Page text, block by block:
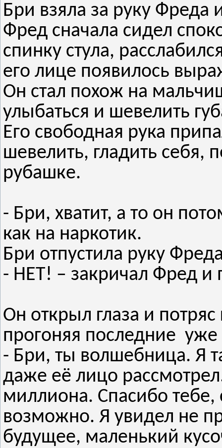
Бри взяла за руку Фреда
Фред сначала сидел
спинку стула,
его лице появилось
Он стал похож на
улыбаться и шевелить
Его свободная рука
шевелить, гладить себя,
рубашке.
- Бри, хватит, а то он
как на наркотик.
Бри отпустила руку
- НЕТ! – закричал Фред и
Он открыл глаза и
прогоняя последние
- Бри, ты волшебница. Я
даже её лицо
миллиона. Спасибо тебе,
возможно. Я увидел не
будущее, маленький